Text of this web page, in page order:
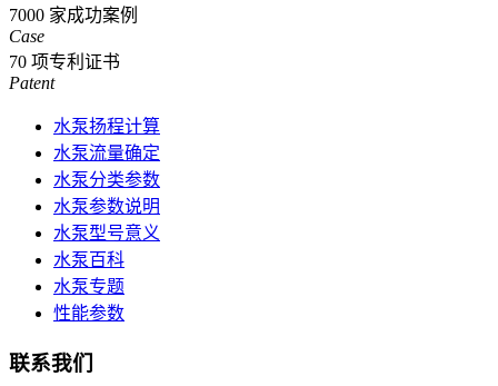
7000 家成功案例
Case
70 项专利证书
Patent
水泵扬程计算
水泵流量确定
水泵分类参数
水泵参数说明
水泵型号意义
水泵百科
水泵专题
性能参数
联系我们